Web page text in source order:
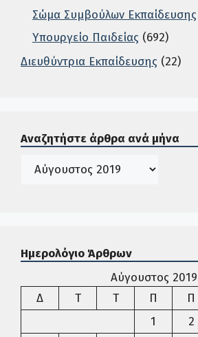
Σώμα Συμβούλων Εκπαίδευσης
Υπουργείο Παιδείας (692)
Διευθύντρια Εκπαίδευσης (22)
Αναζητήστε άρθρα ανά μήνα
Ιστορικό
Ημερολόγιο Άρθρων
Αύγουστος 2019
ΔΔευτέρα
ΤΤρίτη ΤΤετάρτη
Π Πέμπτη
Π
1
2